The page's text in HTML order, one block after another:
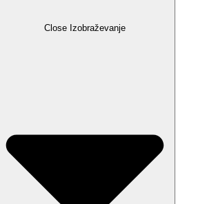
Close Izobraževanje